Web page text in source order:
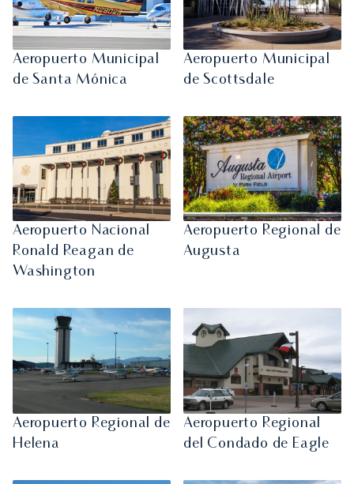
Aeropuerto Municipal
de Santa Mónica
Aeropuerto Municipal
de Scottsdale
Aeropuerto Nacional
Ronald Reagan de
Washington
Aeropuerto Regional de
Augusta
Aeropuerto Regional de
Helena
Aeropuerto Regional
del Condado de Eagle